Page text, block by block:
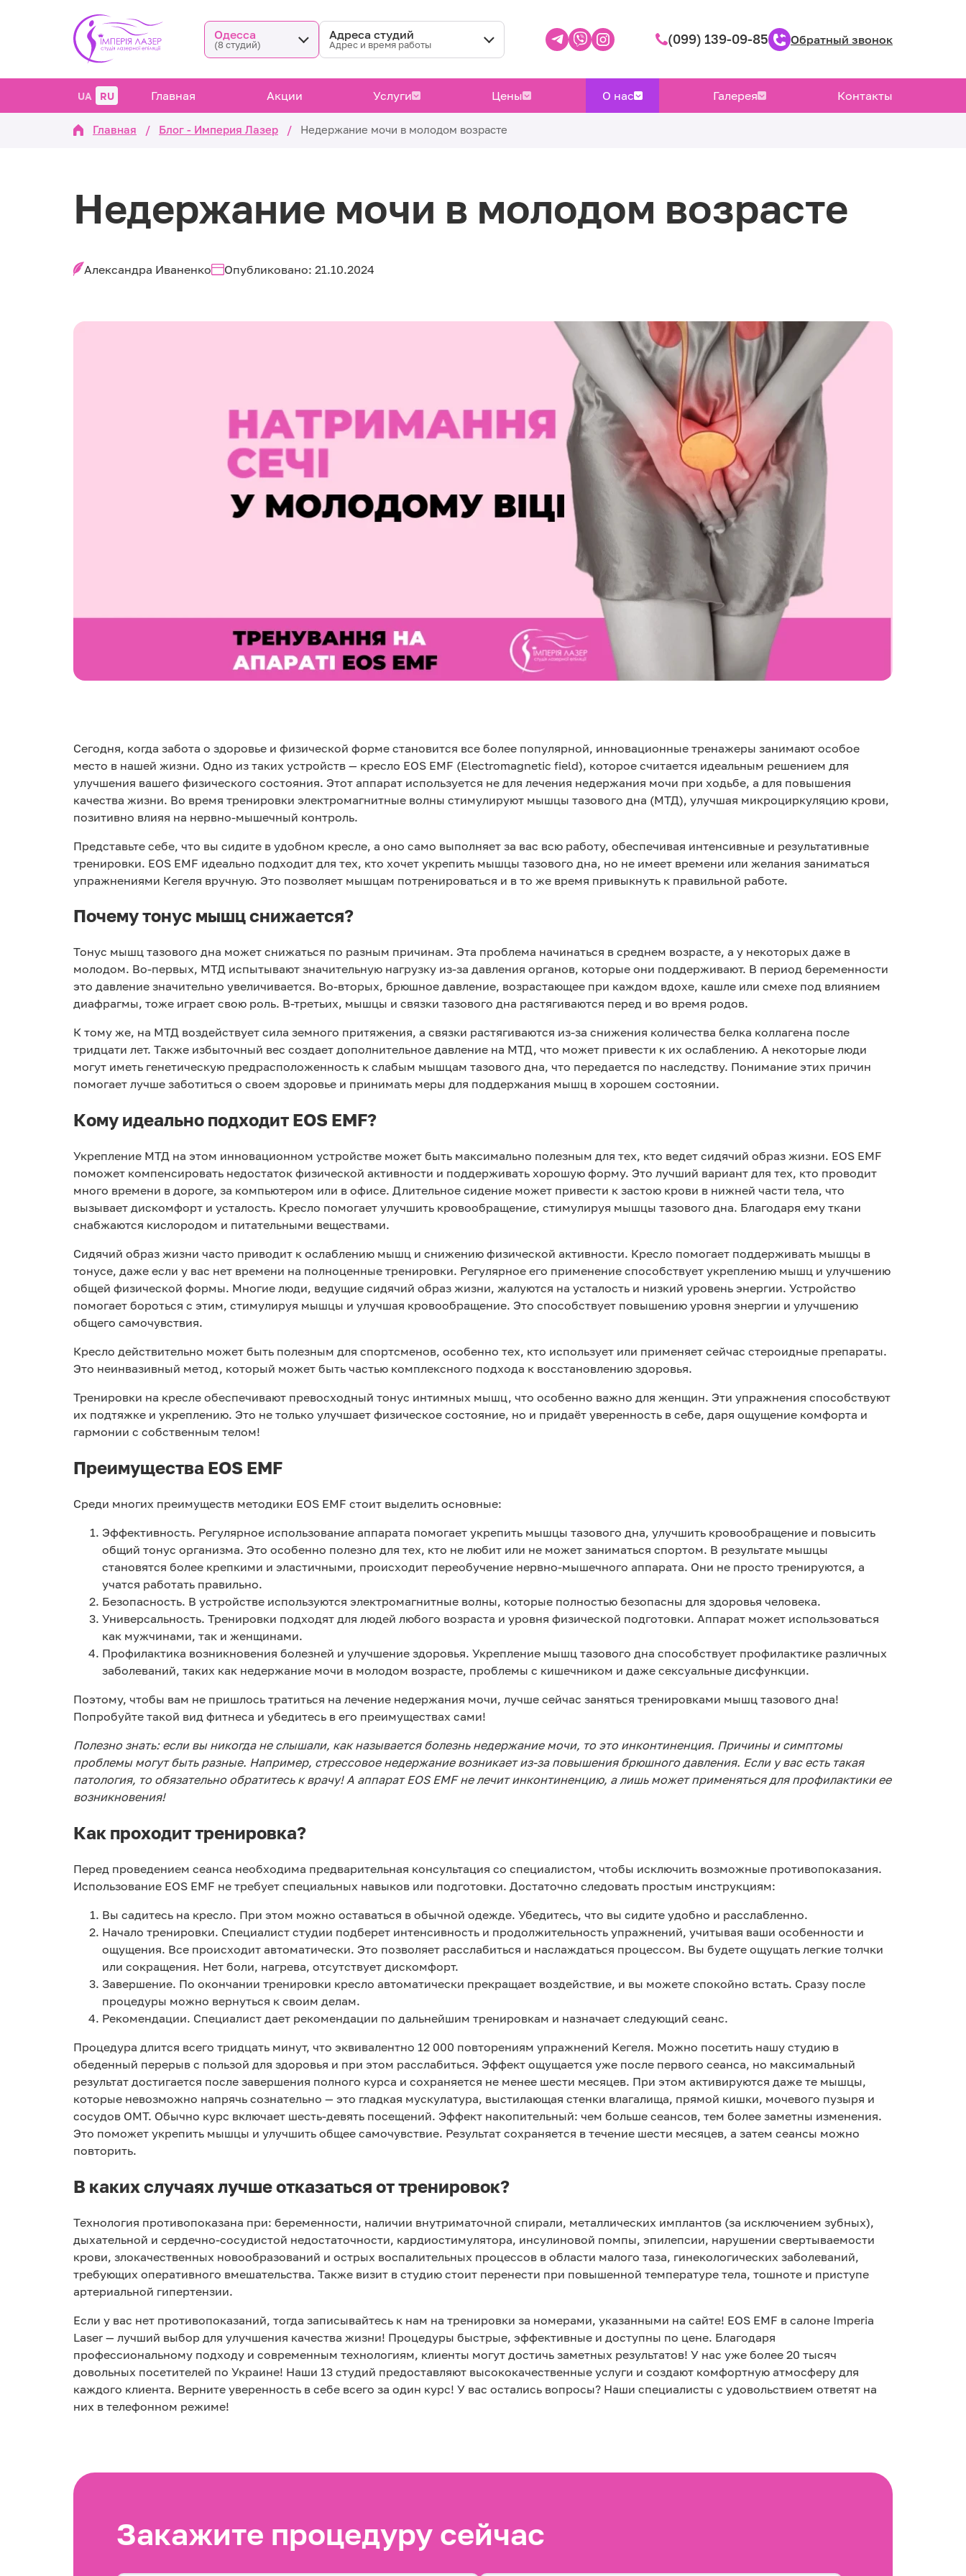
Одесса
(8 студий)
Адреса студий
Адрес и время работы (099) 139-09-85 Обратный звонок
UA RU Главная Акции Услуги Цены О нас Галерея Контакты
Главная / Блог - Империя Лазер / Недержание мочи в молодом возрасте
Недержание мочи в молодом возрасте
Александра Иваненко Опубликовано: 21.10.2024
Сегодня, когда забота о здоровье и физической форме становится все более популярной, инновационные тренажеры занимают особое
место в нашей жизни. Одно из таких устройств — кресло EOS EMF (Electromagnetic field), которое считается идеальным решением для
улучшения вашего физического состояния. Этот аппарат используется не для лечения недержания мочи при ходьбе, а для повышения
качества жизни. Во время тренировки электромагнитные волны стимулируют мышцы тазового дна (МТД), улучшая микроциркуляцию крови,
позитивно влияя на нервно-мышечный контроль.
Представьте себе, что вы сидите в удобном кресле, а оно само выполняет за вас всю работу, обеспечивая интенсивные и результативные
тренировки. EOS EMF идеально подходит для тех, кто хочет укрепить мышцы тазового дна, но не имеет времени или желания заниматься
упражнениями Кегеля вручную. Это позволяет мышцам потренироваться и в то же время привыкнуть к правильной работе.
Почему тонус мышц снижается?
Тонус мышц тазового дна может снижаться по разным причинам. Эта проблема начинаться в среднем возрасте, а у некоторых даже в
молодом. Во-первых, МТД испытывают значительную нагрузку из-за давления органов, которые они поддерживают. В период беременности
это давление значительно увеличивается. Во-вторых, брюшное давление, возрастающее при каждом вдохе, кашле или смехе под влиянием
диафрагмы, тоже играет свою роль. В-третьих, мышцы и связки тазового дна растягиваются перед и во время родов.
К тому же, на МТД воздействует сила земного притяжения, а связки растягиваются из-за снижения количества белка коллагена после
тридцати лет. Также избыточный вес создает дополнительное давление на МТД, что может привести к их ослаблению. А некоторые люди
могут иметь генетическую предрасположенность к слабым мышцам тазового дна, что передается по наследству. Понимание этих причин
помогает лучше заботиться о своем здоровье и принимать меры для поддержания мышц в хорошем состоянии.
Кому идеально подходит EOS EMF?
Укрепление МТД на этом инновационном устройстве может быть максимально полезным для тех, кто ведет сидячий образ жизни. EOS EMF
поможет компенсировать недостаток физической активности и поддерживать хорошую форму. Это лучший вариант для тех, кто проводит
много времени в дороге, за компьютером или в офисе. Длительное сидение может привести к застою крови в нижней части тела, что
вызывает дискомфорт и усталость. Кресло помогает улучшить кровообращение, стимулируя мышцы тазового дна. Благодаря ему ткани
снабжаются кислородом и питательными веществами.
Сидячий образ жизни часто приводит к ослаблению мышц и снижению физической активности. Кресло помогает поддерживать мышцы в
тонусе, даже если у вас нет времени на полноценные тренировки. Регулярное его применение способствует укреплению мышц и улучшению
общей физической формы. Многие люди, ведущие сидячий образ жизни, жалуются на усталость и низкий уровень энергии. Устройство
помогает бороться с этим, стимулируя мышцы и улучшая кровообращение. Это способствует повышению уровня энергии и улучшению
общего самочувствия.
Кресло действительно может быть полезным для спортсменов, особенно тех, кто использует или применяет сейчас стероидные препараты.
Это неинвазивный метод, который может быть частью комплексного подхода к восстановлению здоровья.
Тренировки на кресле обеспечивают превосходный тонус интимных мышц, что особенно важно для женщин. Эти упражнения способствуют
их подтяжке и укреплению. Это не только улучшает физическое состояние, но и придаёт уверенность в себе, даря ощущение комфорта и
гармонии с собственным телом!
Преимущества EOS EMF
Среди многих преимуществ методики EOS EMF стоит выделить основные:
Эффективность. Регулярное использование аппарата помогает укрепить мышцы тазового дна, улучшить кровообращение и повысить
общий тонус организма. Это особенно полезно для тех, кто не любит или не может заниматься спортом. В результате мышцы
становятся более крепкими и эластичными, происходит переобучение нервно-мышечного аппарата. Они не просто тренируются, а
учатся работать правильно.
Безопасность. В устройстве используются электромагнитные волны, которые полностью безопасны для здоровья человека.
Универсальность. Тренировки подходят для людей любого возраста и уровня физической подготовки. Аппарат может использоваться
как мужчинами, так и женщинами.
Профилактика возникновения болезней и улучшение здоровья. Укрепление мышц тазового дна способствует профилактике различных
заболеваний, таких как недержание мочи в молодом возрасте, проблемы с кишечником и даже сексуальные дисфункции.
Поэтому, чтобы вам не пришлось тратиться на лечение недержания мочи, лучше сейчас заняться тренировками мышц тазового дна!
Попробуйте такой вид фитнеса и убедитесь в его преимуществах сами!
Полезно знать: если вы никогда не слышали, как называется болезнь недержание мочи, то это инконтиненция. Причины и симптомы
проблемы могут быть разные. Например, стрессовое недержание возникает из-за повышения брюшного давления. Если у вас есть такая
патология, то обязательно обратитесь к врачу! А аппарат EOS EMF не лечит инконтиненцию, а лишь может применяться для профилактики ее
возникновения!
Как проходит тренировка?
Перед проведением сеанса необходима предварительная консультация со специалистом, чтобы исключить возможные противопоказания.
Использование EOS EMF не требует специальных навыков или подготовки. Достаточно следовать простым инструкциям:
Вы садитесь на кресло. При этом можно оставаться в обычной одежде. Убедитесь, что вы сидите удобно и расслабленно.
Начало тренировки. Специалист студии подберет интенсивность и продолжительность упражнений, учитывая ваши особенности и
ощущения. Все происходит автоматически. Это позволяет расслабиться и наслаждаться процессом. Вы будете ощущать легкие толчки
или сокращения. Нет боли, нагрева, отсутствует дискомфорт.
Завершение. По окончании тренировки кресло автоматически прекращает воздействие, и вы можете спокойно встать. Сразу после
процедуры можно вернуться к своим делам.
Рекомендации. Специалист дает рекомендации по дальнейшим тренировкам и назначает следующий сеанс.
Процедура длится всего тридцать минут, что эквивалентно 12 000 повторениям упражнений Кегеля. Можно посетить нашу студию в
обеденный перерыв с пользой для здоровья и при этом расслабиться. Эффект ощущается уже после первого сеанса, но максимальный
результат достигается после завершения полного курса и сохраняется не менее шести месяцев. При этом активируются даже те мышцы,
которые невозможно напрячь сознательно — это гладкая мускулатура, выстилающая стенки влагалища, прямой кишки, мочевого пузыря и
сосудов ОМТ. Обычно курс включает шесть-девять посещений. Эффект накопительный: чем больше сеансов, тем более заметны изменения.
Это поможет укрепить мышцы и улучшить общее самочувствие. Результат сохраняется в течение шести месяцев, а затем сеансы можно
повторить.
В каких случаях лучше отказаться от тренировок?
Технология противопоказана при: беременности, наличии внутриматочной спирали, металлических имплантов (за исключением зубных),
дыхательной и сердечно-сосудистой недостаточности, кардиостимулятора, инсулиновой помпы, эпилепсии, нарушении свертываемости
крови, злокачественных новообразований и острых воспалительных процессов в области малого таза, гинекологических заболеваний,
требующих оперативного вмешательства. Также визит в студию стоит перенести при повышенной температуре тела, тошноте и приступе
артериальной гипертензии.
Если у вас нет противопоказаний, тогда записывайтесь к нам на тренировки за номерами, указанными на сайте! EOS EMF в салоне Imperia
Laser — лучший выбор для улучшения качества жизни! Процедуры быстрые, эффективные и доступны по цене. Благодаря
профессиональному подходу и современным технологиям, клиенты могут достичь заметных результатов! У нас уже более 20 тысяч
довольных посетителей по Украине! Наши 13 студий предоставляют высококачественные услуги и создают комфортную атмосферу для
каждого клиента. Верните уверенность в себе всего за один курс! У вас остались вопросы? Наши специалисты с удовольствием ответят на
них в телефонном режиме!
Закажите процедуру сейчас